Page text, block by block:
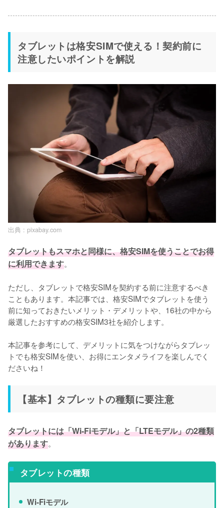
タブレットは格安SIMで使える！契約前に
注意したいポイントを解説
出典 : pixabay.com
タブレットもスマホと同様に、格安SIMを使うことでお得
に利用できます。
ただし、タブレットで格安SIMを契約する前に注意するべき
こともあります。本記事では、格安SIMでタブレットを使う
前に知っておきたいメリット・デメリットや、16社の中から
厳選したおすすめの格安SIM3社を紹介します。
本記事を参考にして、デメリットに気をつけながらタブレッ
トでも格安SIMを使い、お得にエンタメライフを楽しんでく
ださいね！
【基本】タブレットの種類に要注意
タブレットには「Wi-Fiモデル」と「LTEモデル」の2種類
があります。
タブレットの種類
Wi-Fiモデル